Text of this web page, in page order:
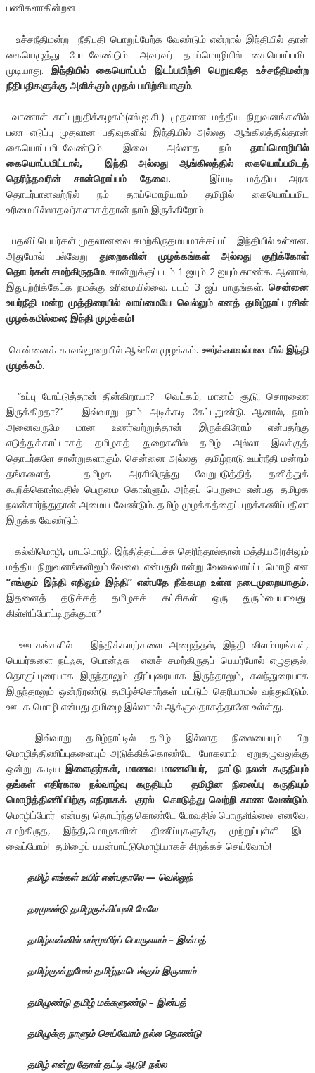
பணிகளாகின்றன.
உச்சநீதிமன்ற நீதிபதி பொறுப்பேற்க வேண்டும் என்றால் இந்தியில் தான்
கையெழுத்து போடவேண்டும். அவரவர் தாய்மொழியில் கையொப்பமிட
முடியாது.இந்தியில் கையொப்பம் இடப்பயிற்சி பெறுவதே உச்சநீதிமன்ற
நீதிபதிகளுக்கு அளிக்கும் முதல் பயிற்சியாகும்.
வாணாள் காப்புறுதிக்கழகம்(எல்.ஐ.சி.) முதலான மத்திய நிறுவனங்களில்
பண எடுப்பு முதலான பதிவுகளில் இந்தியில் அல்லது ஆங்கிலத்தில்தான்
கையொப்பமிடவேண்டும். இவை அல்லாத நம்தாய்மொழியில்
கையொப்பமிட்டால், இந்தி அல்லது ஆங்கிலத்தில் கையொப்பமிடத்
தெரிந்தவரின் சான்றொப்பம் தேவை.
இப்படி மத்திய அரசு
தொடர்பானவற்றில் நம் தாய்மொழியாம் தமிழில் கையொப்பமிட
உரிமையில்லாதவர்களாகத்தான் நாம் இருக்கிறோம்.
பதவிப்பெயர்கள் முதலானவை சமற்கிருதமயமாக்கப்பட்ட இந்தியில் உள்ளன.
அதுபோல் பல்வேறு துறைகளின் முழக்கங்கள் அல்லது குறிக்கோள்
தொடர்கள் சமற்கிருதமே. சான்றுக்குப்படம் 1 ஐயும் 2 ஐயும் காண்க. ஆனால்,
இதுபற்றிக்கேட்க நமக்கு உரிமையில்லை. படம் 3 ஐப் பாருங்கள்.சென்னை
உயர்நீதி மன்ற முத்திரையில் வாய்மையே வெல்லும் எனத் தமிழ்நாட்டரசின்
முழக்கமில்லை; இந்தி முழக்கம்!
சென்னைக் காவல்துறையில் ஆங்கில முழக்கம். ஊர்க்காவல்படையில் இந்தி
முழக்கம்.
“உப்பு போட்டுத்தான் தின்கிறாயா? வெட்கம், மானம் சூடு, சொரணை
இருக்கிறதா?” – இவ்வாறு நாம் அடிக்கடி கேட்பதுண்டு. ஆனால், நாம்
அனைவருமே மான உணர்வற்றுத்தான் இருக்கிறோம் என்பதற்கு
எடுத்துக்காட்டாகத் தமிழகத் துறைகளில் தமிழ் அல்லா இலக்குத்
தொடர்களே சான்றுகளாகும். சென்னை அல்லது தமிழ்நாடு உயர்நீதி மன்றம்
தங்களைத் தமிழக அரசிலிருந்து வேறுபடுத்தித் தனித்துக்
கூறிக்கொள்வதில் பெருமை கொள்ளும். அந்தப் பெருமை என்பது தமிழக
நலன்சார்ந்துதான் அமைய வேண்டும். தமிழ் முழக்கத்தைப் புறக்கணிப்பதிலா
இருக்க வேண்டும்.
கல்விமொழி, பாடமொழி, இந்தித்தட்டச்சு தெரிந்தால்தான் மத்தியஅரசிலும்
மத்திய நிறுவனங்களிலும் வேலை என்பதுபோன்று வேலைவாய்ப்பு மொழி என
”எங்கும் இந்தி எதிலும் இந்தி”என்பதே நீக்கமற உள்ள நடைமுறையாகும்.
இதனைத் தடுக்கத் தமிழகக் கட்சிகள் ஒரு துரும்பையாவது
கிள்ளிப்போட்டிருக்குமா?
ஊடகங்களில் இந்திக்காரர்களை அழைத்தல், இந்தி விளம்பரங்கள்,
பெயர்களை நட்ஃசு, பொன்ஃசு எனச் சமற்கிருதப் பெயர்போல் எழுதுதல்,
தொகுப்புரையாக இருந்தாலும் தீர்ப்புரையாக இருந்தாலும், கலந்துரையாக
இருந்தாலும் ஒன்றிரண்டு தமிழ்ச்சொற்கள் மட்டும் தெரியாமல் வந்துவிடும்.
ஊடக மொழி என்பது தமிழை இல்லாமல் ஆக்குவதாகத்தானே உள்ள்து.
இவ்வாறு தமிழ்நாட்டில் தமிழ் இல்லாத நிலையையும் பிற
மொழித்திணிப்புகளையும் அடுக்கிக்கொண்டே போகலாம். ஏறுதழுவலுக்கு
ஒன்று கூடியஇளைஞர்கள், மாணவ மாணவியர், நாட்டு நலன் கருதியும்
தங்கள் எதிர்கால நல்வாழ்வு கருதியும் தமிழின நிலைப்பு கருதியும்
மொழித்திணிப்பிற்கு எதிராகக் குரல் கொடுத்து வெற்றி காண வேண்டும்.
மொழிப்போர் என்பது தொடர்ந்துகொண்டே போவதில் பொருளில்லை. எனவே,
சமற்கிருத, இந்தி,மொழகளின் திணி்ப்புகளுக்கு முற்றுப்புள்ளி இட
வைப்போம்! தமிழைப் பயன்பாட்டுமொழியாகச் சிறக்கச் செய்வோம்!
தமிழ் எங்கள் உயிர் என்பதாலே — வெல்லுந்
தரமுண்டு தமிழருக்கிப்புவி மேலே
தமிழ்என்னில் எம்முயிர்ப் பொருளாம் – இன்பத்
தமிழ்குன்றுமேல் தமிழ்நாடெங்கும் இருளாம்
தமிழுண்டு தமிழ் மக்களுண்டு – இன்பத்
தமிழுக்கு நாளும் செய்வோம் நல்ல தொண்டு
தமிழ் என்று தோள் தட்டி ஆடு! நல்ல